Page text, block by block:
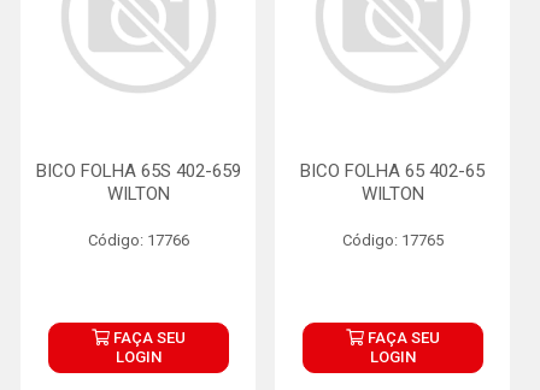
BICO FOLHA 65S 402-659
WILTON
Código: 17766
FAÇA SEU
LOGIN
BICO FOLHA 65 402-65
WILTON
Código: 17765
FAÇA SEU
LOGIN